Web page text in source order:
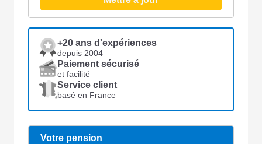
+20 ans d'expériences
depuis 2004
Paiement sécurisé
et facilité
Service client
basé en France
Votre pension